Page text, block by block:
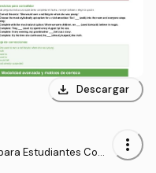
download Descargar
Estudiantes Com
more_vert